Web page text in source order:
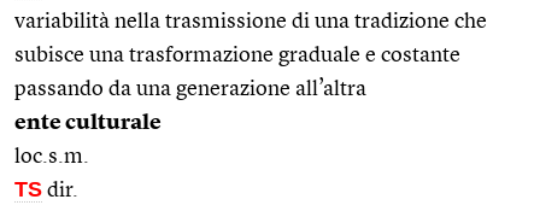
variabilità nella trasmissione di una tradizione che
subisce una trasformazione graduale e costante
passando da una generazione all’altra
ente culturale
loc.s.m.
TS dir.